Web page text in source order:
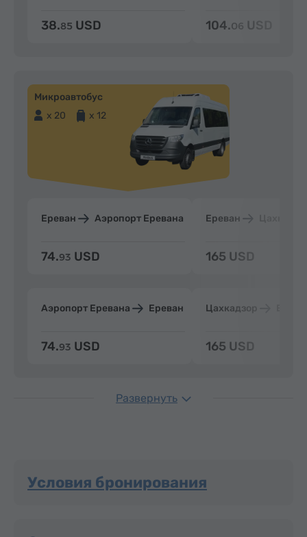
38.85 USD 104.06 USD
Микроавтобус
x 20
x 12
Ереван Аэропорт Еревана
74.93 USD
Аэропорт Еревана Ереван
74.93 USD
Ереван
165 USD
Цахкадзор
165 USD
Развернуть
Условия бронирования